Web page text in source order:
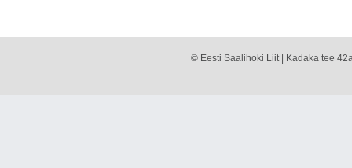
© Eesti Saalihoki Liit | Kadaka tee